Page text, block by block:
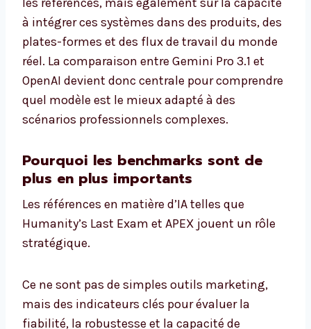
à intégrer ces systèmes dans des produits, des
plates-formes et des flux de travail du monde
réel. La comparaison entre Gemini Pro 3.1 et
OpenAI devient donc centrale pour comprendre
quel modèle est le mieux adapté à des
scénarios professionnels complexes.
Pourquoi les benchmarks sont de
plus en plus importants
Les références en matière d’IA telles que
Humanity’s Last Exam et APEX jouent un rôle
stratégique.
Ce ne sont pas de simples outils marketing,
mais des indicateurs clés pour évaluer la
fiabilité, la robustesse et la capacité de